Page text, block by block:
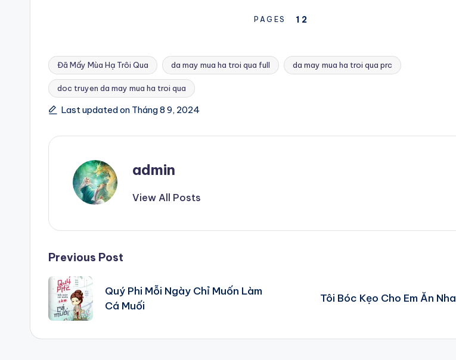
PAGES 1 2
Tags:
Đã Mấy Mùa Hạ Trôi Qua da may mua ha troi qua full da may mua ha troi qua prc
doc truyen da may mua ha troi qua
Last updated on Tháng 8 9, 2024
admin
View All Posts
Post
navigation
Previous Post
Quý Phi Mỗi Ngày Chỉ Muốn Làm
Cá Muối
Tôi Bóc Kẹo Cho Em Ăn Nha